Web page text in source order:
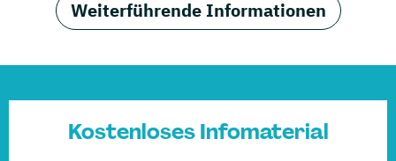
Weiterführende Informationen
Kostenloses Infomaterial